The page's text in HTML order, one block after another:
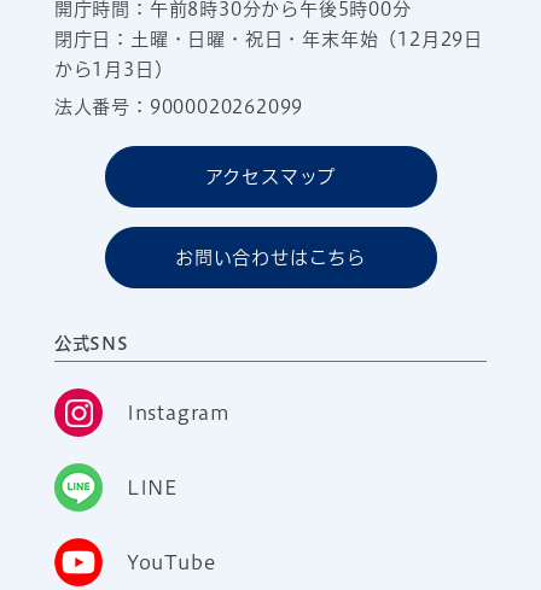
開庁時間：午前8時30分から午後5時00分
閉庁日：土曜・日曜・祝日・年末年始（12月29日
から1月3日）
法人番号：9000020262099
アクセスマップ
お問い合わせはこちら
公式SNS
Instagram
LINE
YouTube